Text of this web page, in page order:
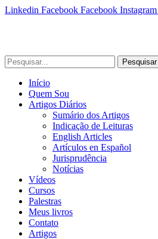
Linkedin Facebook Facebook Instagram
Pesquisar
Início
Quem Sou
Artigos Diários
Sumário dos Artigos
Indicação de Leituras
English Articles
Artículos en Español
Jurisprudência
Notícias
Vídeos
Cursos
Palestras
Meus livros
Contato
Artigos